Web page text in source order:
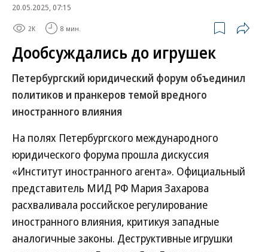
20.05.2025, 07:15
2K 8 мин.
Дообсуждались до игрушек
Петербургский юридический форум объединил
политиков и пранкеров темой вредного
иностранного влияния
На полях Петербургского международного
юридического форума прошла дискуссия
«Институт иностранного агента». Официальный
представитель МИД РФ Мария Захарова
расхваливала российское регулирование
иностранного влияния, критикуя западные
аналогичные законы. Деструктивные игрушки